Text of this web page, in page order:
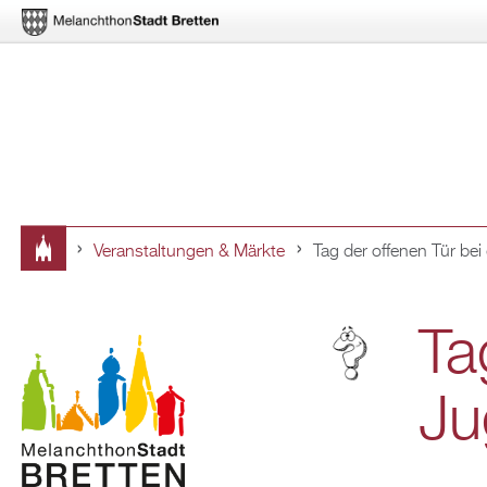
hier
Ver­an­stal­tun­gen & Märk­te Tag der of­fe­nen Tür